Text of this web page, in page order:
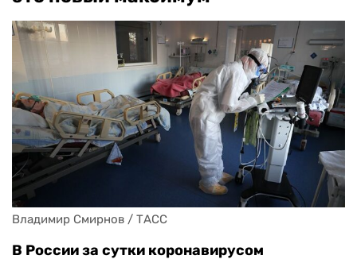
Владимир Смирнов / ТАСС
В России за сутки коронавирусом